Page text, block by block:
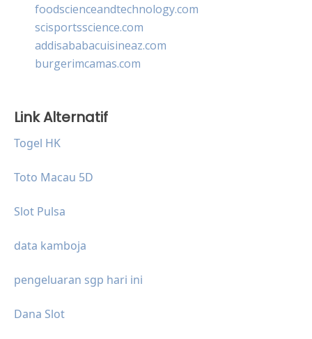
foodscienceandtechnology.com
scisportsscience.com
addisababacuisineaz.com
burgerimcamas.com
Link Alternatif
Togel HK
Toto Macau 5D
Slot Pulsa
data kamboja
pengeluaran sgp hari ini
Dana Slot